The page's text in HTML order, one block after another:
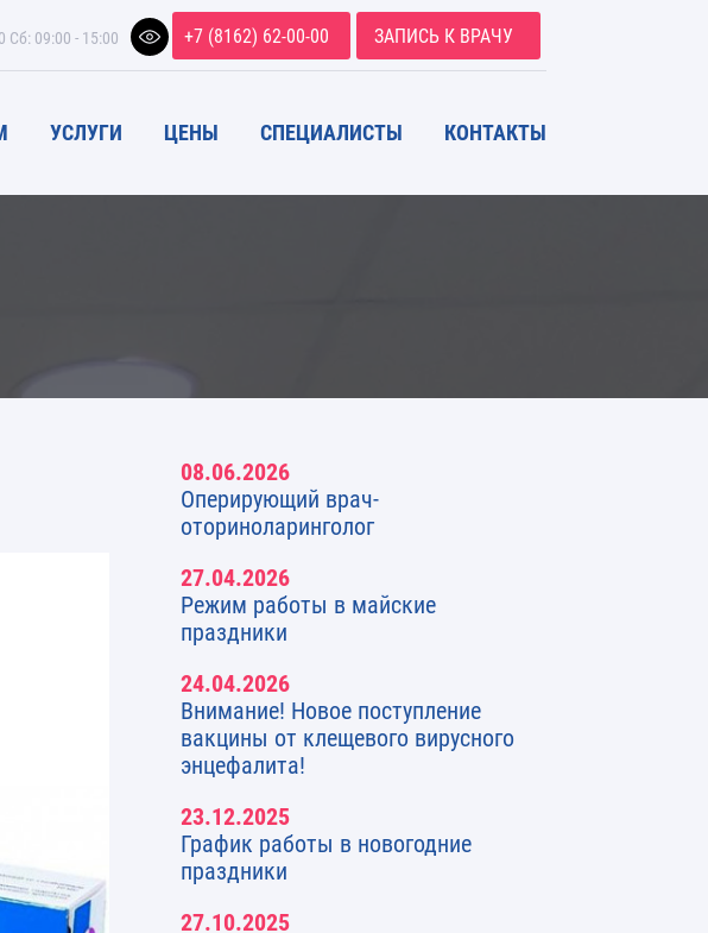
УСЛУГИ ЦЕНЫ СПЕЦИАЛИСТЫ КОНТАКТЫ
+7 (8162) 62-00-00 ЗАПИСЬ К ВРАЧУ
Сб: 09:00 - 15:00
08.06.2026
Оперирующий врач-
оториноларинголог
27.04.2026
Режим работы в майские
праздники
24.04.2026
Внимание! Новое поступление
вакцины от клещевого вирусного
энцефалита!
23.12.2025
График работы в новогодние
праздники
27.10.2025